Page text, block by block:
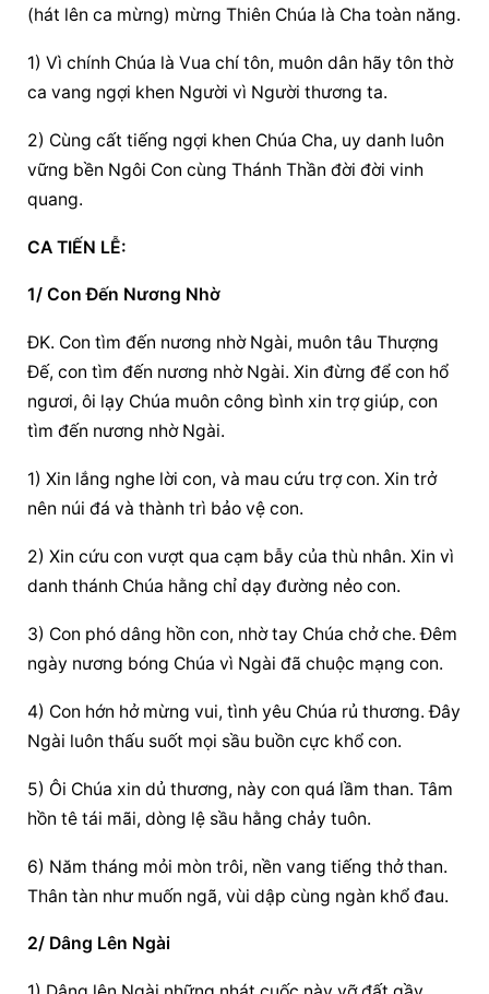
(hát lên ca mừng) mừng Thiên Chúa là Cha toàn năng.
1) Vì chính Chúa là Vua chí tôn, muôn dân hãy tôn thờ
ca vang ngợi khen Người vì Người thương ta.
2) Cùng cất tiếng ngợi khen Chúa Cha, uy danh luôn
vững bền Ngôi Con cùng Thánh Thần đời đời vinh
quang.
CA TIẾN LỄ:
1/ Con Đến Nương Nhờ
ĐK. Con tìm đến nương nhờ Ngài, muôn tâu Thượng
Đế, con tìm đến nương nhờ Ngài. Xin đừng để con hổ
ngươi, ôi lạy Chúa muôn công bình xin trợ giúp, con
tìm đến nương nhờ Ngài.
1) Xin lắng nghe lời con, và mau cứu trợ con. Xin trở
nên núi đá và thành trì bảo vệ con.
2) Xin cứu con vượt qua cạm bẫy của thù nhân. Xin vì
danh thánh Chúa hằng chỉ dạy đường nẻo con.
3) Con phó dâng hồn con, nhờ tay Chúa chở che. Đêm
ngày nương bóng Chúa vì Ngài đã chuộc mạng con.
4) Con hớn hở mừng vui, tình yêu Chúa rủ thương. Đây
Ngài luôn thấu suốt mọi sầu buồn cực khổ con.
5) Ôi Chúa xin dủ thương, này con quá lầm than. Tâm
hồn tê tái mãi, dòng lệ sầu hằng chảy tuôn.
6) Năm tháng mỏi mòn trôi, nền vang tiếng thở than.
Thân tàn như muốn ngã, vùi dập cùng ngàn khổ đau.
2/ Dâng Lên Ngài